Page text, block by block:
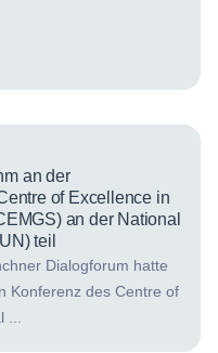
an der
of Excellence in
an der National
teil
Dialogforum hatte
Konferenz des Centre of